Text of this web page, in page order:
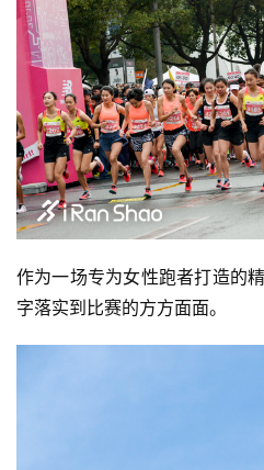
作为一场专为女性跑者打造的
字落实到比赛的方方面面。